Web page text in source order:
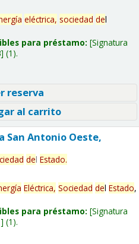
eléctrica, sociedad del
para préstamo: Signatura
(1).
reserva
al carrito
San Antonio Oeste,
del Estado.
Eléctrica, Sociedad del Estado,
para préstamo: Signatura
(1).